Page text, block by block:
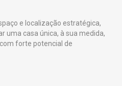
e localização estratégica,
uma casa única, à sua medida,
forte potencial de